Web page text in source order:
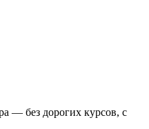
— без дорогих курсов, с